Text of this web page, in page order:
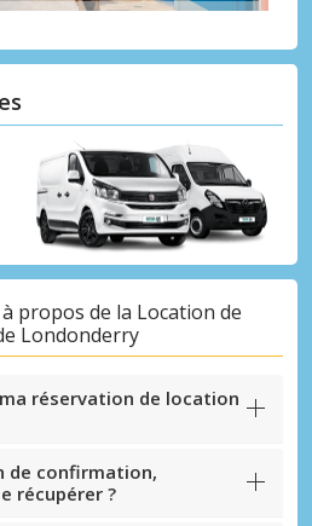
propos de la Location de
Londonderry
réservation de location
de confirmation,
récupérer ?